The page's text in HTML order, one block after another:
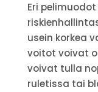
Eri
usein korkea
voitot voivat
voivat tulla
ruletissa tai